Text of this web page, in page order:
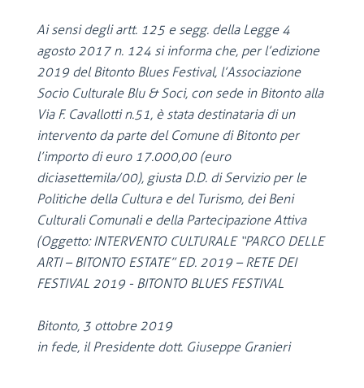
Ai sensi degli artt. 125 e segg. della Legge 4
agosto 2017 n. 124 si informa che, per l’edizione
2019 del Bitonto Blues Festival, l’Associazione
Socio Culturale Blu & Soci, con sede in Bitonto alla
Via F. Cavallotti n.51, è stata destinataria di un
intervento da parte del Comune di Bitonto per
l’importo di euro 17.000,00 (euro
diciasettemila/00), giusta D.D. di Servizio per le
Politiche della Cultura e del Turismo, dei Beni
Culturali Comunali e della Partecipazione Attiva
(Oggetto: INTERVENTO CULTURALE “PARCO DELLE
ARTI – BITONTO ESTATE” ED. 2019 – RETE DEI
FESTIVAL 2019 - BITONTO BLUES FESTIVAL
Bitonto, 3 ottobre 2019
in fede, il Presidente dott. Giuseppe Granieri